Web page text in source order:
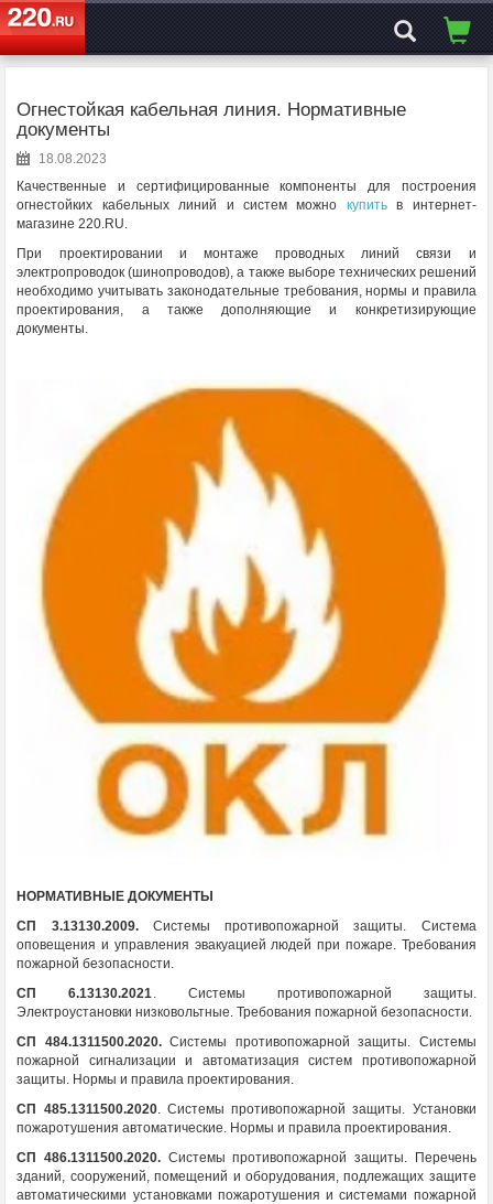
ЭЛЕКТРОСАЙТ№1
Огнестойкая кабельная линия. Нормативные
документы
18.08.2023
Качественные и сертифицированные компоненты для построения
огнестойких кабельных линий и систем можно купитьв интернет-
магазине 220.RU.
При проектировании и монтаже проводных линий связи и
электропроводок (шинопроводов), а также выборе технических решений
необходимо учитывать законодательные требования, нормы и правила
проектирования, а также дополняющие и конкретизирующие
документы.
НОРМАТИВНЫЕ ДОКУМЕНТЫ
СП 3.13130.2009.Системы противопожарной защиты. Система
оповещения и управления эвакуацией людей при пожаре. Требования
пожарной безопасности.
СП 6.13130.2021. Системы противопожарной защиты.
Электроустановки низковольтные. Требования пожарной безопасности.
СП 484.1311500.2020.Системы противопожарной защиты. Системы
пожарной сигнализации и автоматизация систем противопожарной
защиты. Нормы и правила проектирования.
СП 485.1311500.2020. Системы противопожарной защиты. Установки
пожаротушения автоматические. Нормы и правила проектирования.
СП 486.1311500.2020. Системы противопожарной защиты. Перечень
зданий, сооружений, помещений и оборудования, подлежащих защите
автоматическими установками пожаротушения и системами пожарной